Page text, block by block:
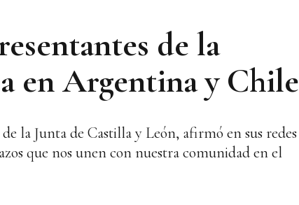
de la
en Argentina y Chile
la Junta de Castilla y León, afirmó en sus redes
que nos unen con nuestra comunidad en el